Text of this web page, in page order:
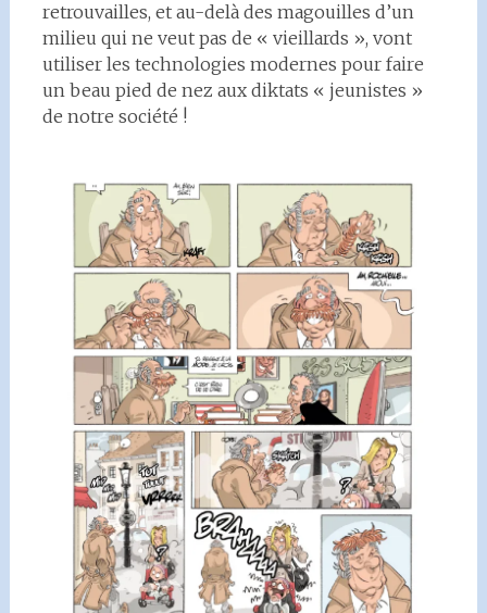
retrouvailles, et au-delà des magouilles d’un
milieu qui ne veut pas de « vieillards », vont
utiliser les technologies modernes pour faire
un beau pied de nez aux diktats « jeunistes »
de notre société !